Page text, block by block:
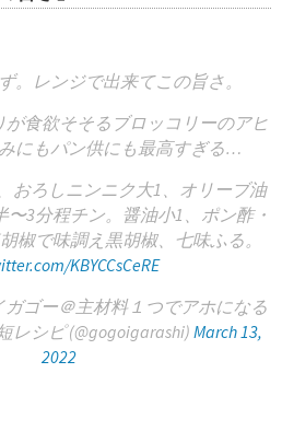
。レンジで出来てこの旨さ。
が食欲そそるブロッコリーのアヒ
にもパン供にも最高すぎる…
おろしニンニク大1、オリーブ油
〜3分程チン。醤油小1、ポン酢・
椒で味調え黒胡椒、七味ふる。
KBYCCsCeRE
ゴー＠主材料１つでアホになる
レシピ (@gogoigarashi) March 13,
2022